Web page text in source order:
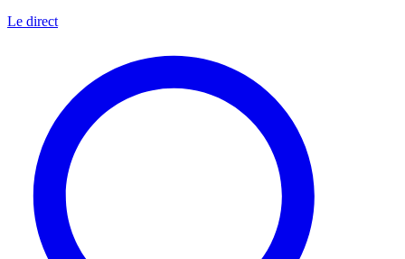
Le direct